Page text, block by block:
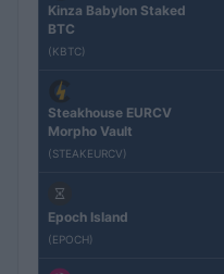
Kinza Babylon Staked
BTC
(KBTC)
Steakhouse EURCV
Morpho Vault
(STEAKEURCV)
Epoch Island
(EPOCH)